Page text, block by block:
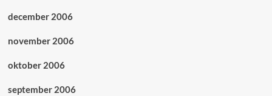
december 2006
november 2006
oktober 2006
september 2006